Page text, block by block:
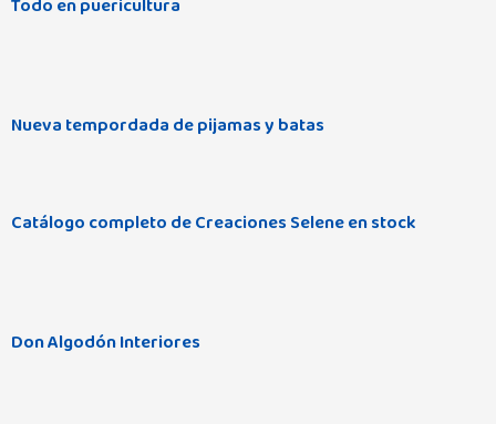
Nueva tempordada de pijamas y batas
Catálogo completo de Creaciones Selene en stock
Don Algodón Interiores